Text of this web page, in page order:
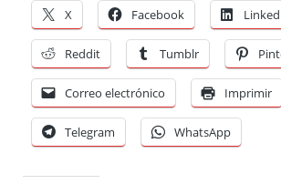
X Facebook
Reddit Tumblr
Correo electrónico Imprimir
Telegram WhatsApp